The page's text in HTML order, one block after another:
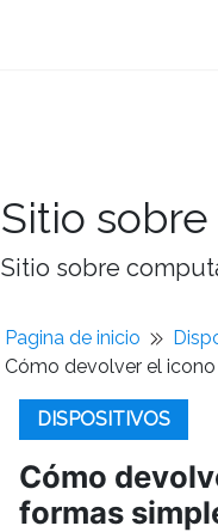
Sitio
Sitio sobre
Pagina de inicio
Cómo devolver el
DISPOSITIVOS
Cómo
formas